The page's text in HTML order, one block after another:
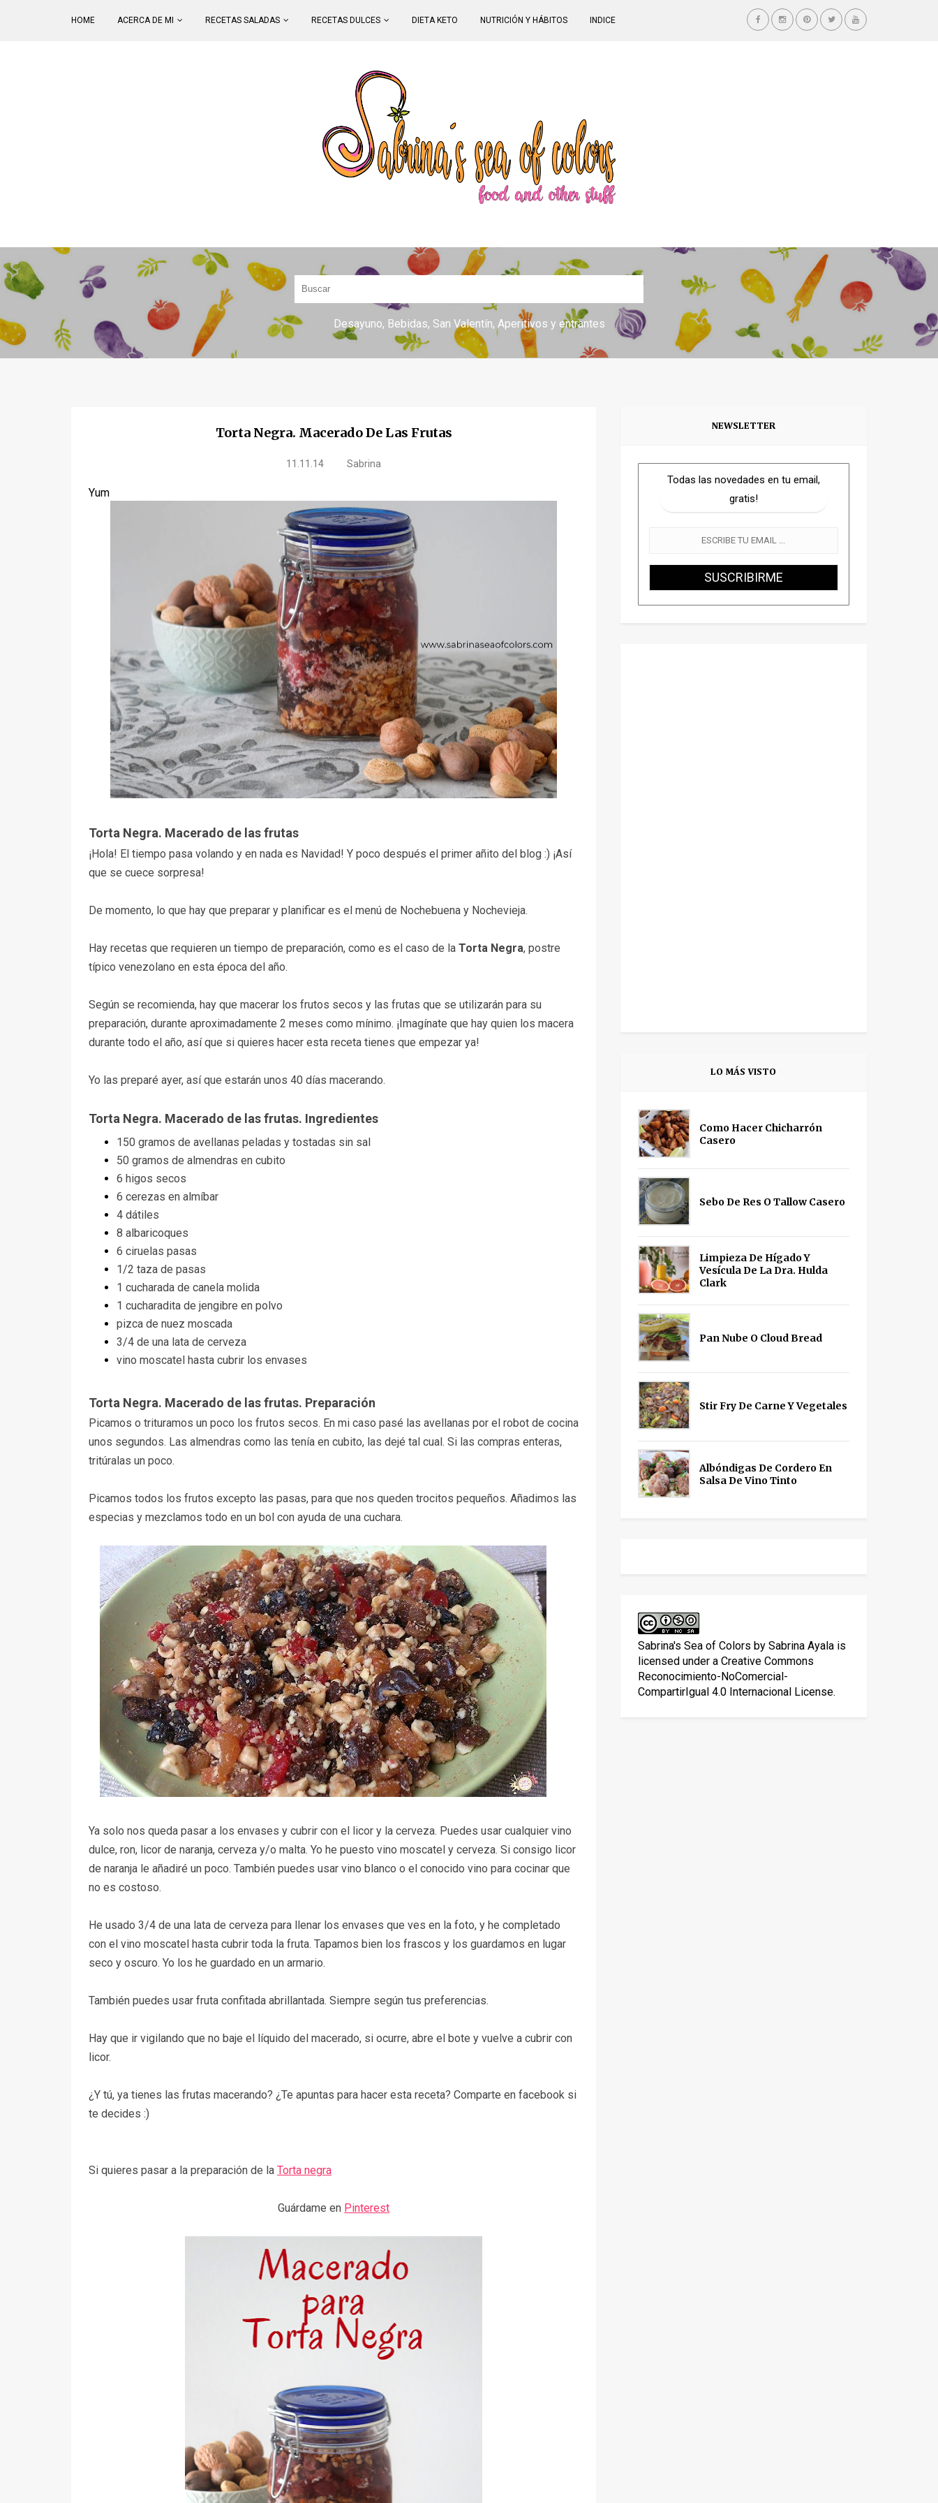
HOME ACERCA DE MI RECETAS SALADAS RECETAS DULCES DIETA KETO NUTRICIÓN Y HÁBITOS INDICE
Desayuno Bebidas San Valentín Aperitivos y entrantes
Torta Negra. Macerado De Las Frutas
11.11.14 Sabrina
Yum
Torta Negra. Macerado de las frutas
¡Hola! El tiempo pasa volando y en nada es Navidad! Y poco después el primer añito del blog :) ¡Así
que se cuece sorpresa!
De momento, lo que hay que preparar y planificar es el menú de Nochebuena y Nochevieja.
Hay recetas que requieren un tiempo de preparación, como es el caso de la Torta Negra, postre
típico venezolano en esta época del año.
Según se recomienda, hay que macerar los frutos secos y las frutas que se utilizarán para su
preparación, durante aproximadamente 2 meses como mínimo. ¡Imagínate que hay quien los macera
durante todo el año, así que si quieres hacer esta receta tienes que empezar ya!
Yo las preparé ayer, así que estarán unos 40 días macerando.
Torta Negra. Macerado de las frutas. Ingredientes
150 gramos de avellanas peladas y tostadas sin sal
50 gramos de almendras en cubito
6 higos secos
6 cerezas en almíbar
4 dátiles
8 albaricoques
6 ciruelas pasas
1/2 taza de pasas
1 cucharada de canela molida
1 cucharadita de jengibre en polvo
pizca de nuez moscada
3/4 de una lata de cerveza
vino moscatel hasta cubrir los envases
Torta Negra. Macerado de las frutas. Preparación
Picamos o trituramos un poco los frutos secos. En mi caso pasé las avellanas por el robot de cocina
unos segundos. Las almendras como las tenía en cubito, las dejé tal cual. Si las compras enteras,
tritúralas un poco.
Picamos todos los frutos excepto las pasas, para que nos queden trocitos pequeños. Añadimos las
especias y mezclamos todo en un bol con ayuda de una cuchara.
Ya solo nos queda pasar a los envases y cubrir con el licor y la cerveza. Puedes usar cualquier vino
dulce, ron, licor de naranja, cerveza y/o malta. Yo he puesto vino moscatel y cerveza. Si consigo licor
de naranja le añadiré un poco. También puedes usar vino blanco o el conocido vino para cocinar que
no es costoso.
He usado 3/4 de una lata de cerveza para llenar los envases que ves en la foto, y he completado
con el vino moscatel hasta cubrir toda la fruta. Tapamos bien los frascos y los guardamos en lugar
seco y oscuro. Yo los he guardado en un armario.
También puedes usar fruta confitada abrillantada. Siempre según tus preferencias.
Hay que ir vigilando que no baje el líquido del macerado, si ocurre, abre el bote y vuelve a cubrir con
licor.
¿Y tú, ya tienes las frutas macerando? ¿Te apuntas para hacer esta receta? Comparte en facebook si
te decides :)
Si quieres pasar a la preparación de la Torta negra
Guárdame en Pinterest
NEWSLETTER
Todas las novedades en tu email,
gratis!
LO MÁS VISTO
Como Hacer Chicharrón
Casero
Sebo De Res O Tallow Casero
Limpieza De Hígado Y
Vesícula De La Dra. Hulda
Clark
Pan Nube O Cloud Bread
Stir Fry De Carne Y Vegetales
Albóndigas De Cordero En
Salsa De Vino Tinto
Sabrina's Sea of Colors by Sabrina Ayalais
licensed under a Creative Commons
Reconocimiento-NoComercial-
CompartirIgual 4.0 Internacional License.